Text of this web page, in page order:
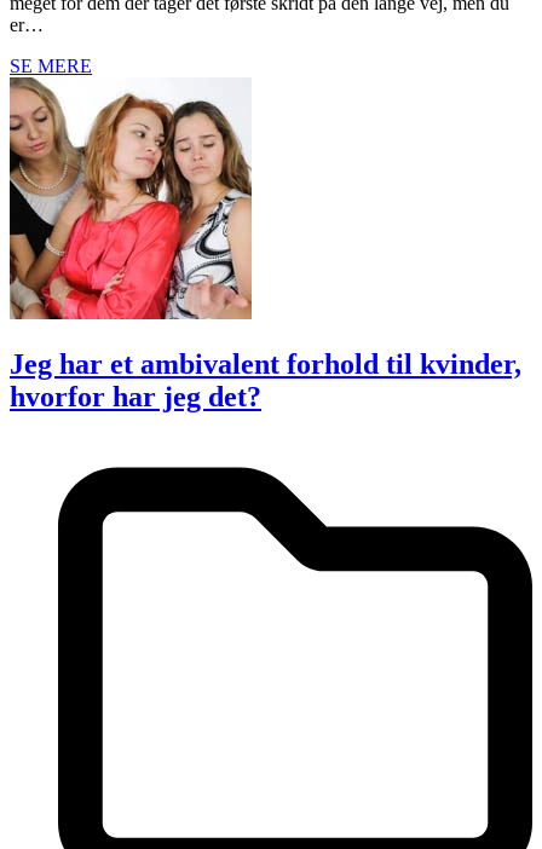
er…
SE MERE
Jeg har et ambivalent forhold til kvinder,
hvorfor har jeg det?